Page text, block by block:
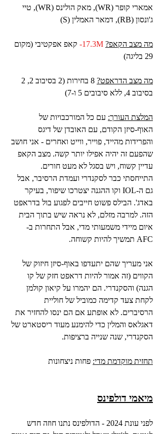
אמארי קופר (WR), מאק הולינס (WR), טיי
ג'ונסון (RB), דמאר האמלין (S)
מה מצב הקאפ? 17.3M-
קאפ אפקטיבי (מקום
29 בליגה)
מה מצב הדראפט?
בסיבוב 4, ללא סיבובים 5 ו-7)
המלצת העורך: עם כל המורכבויות של
האוף-סיזן הקודם, עם האובדן של דיגס
והפרידות מהייד, פוייר, ווייט ואחרים - אני חושב
שהפעם זה יהיה אפילו יותר קשה. מצב הקאפ
עדיין קשוח, ויש בסגל לא מעט חורים.
התייחסתי כבר לסקנדרי ועמדת הרסיבר, אבל
גם ה-IOL וקו ההגנה יצטרכו שיפור, בעיקר
באדג'. הבילס פשוט חייבים לפגוע בול בדראפט
הזה. למרבה מזלם, לא נראה שיש בתוך הבית
איום מיידי משמעותי מדי, אבל התחרות ב-
AFC תמשיך להיות קשוחה.
אני מעריך שהם יתעדפו באוף-סיזן חיזוק של
הקווים (זה אמור להיות דראפט חזק של קו
הגנה) והסקנדרי. הם יהמרו על קיאון קולמן
לקחת צעד קדימה כמוביל של חוליית
הרסיברים. לא אופתע אם הם ינסו להחזיר את
דאגלאס והמלין כדי להימנע מעוד ריסטארט של
הסקנדרי, שנה שנייה ברציפות.
תחזית מוקדמת מדי: פחות ניצחונות
מיאמי דולפינס
לפני עונת 2024 - הדולפינס נתנו חוזה חדש